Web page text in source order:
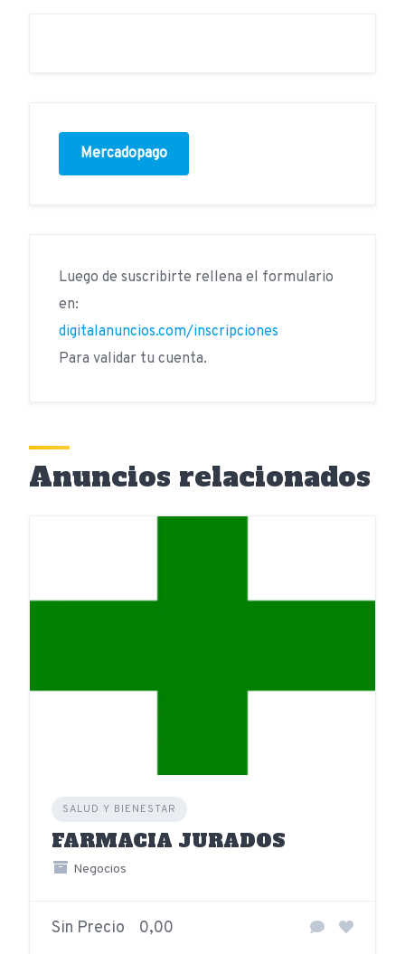
Mercadopago
Luego de suscribirte rellena el formulario
en:
digitalanuncios.com/inscripciones
Para validar tu cuenta.
Anuncios relacionados
SALUD Y BIENESTAR
FARMACIA JURADOS
Negocios
Sin Precio 0,00